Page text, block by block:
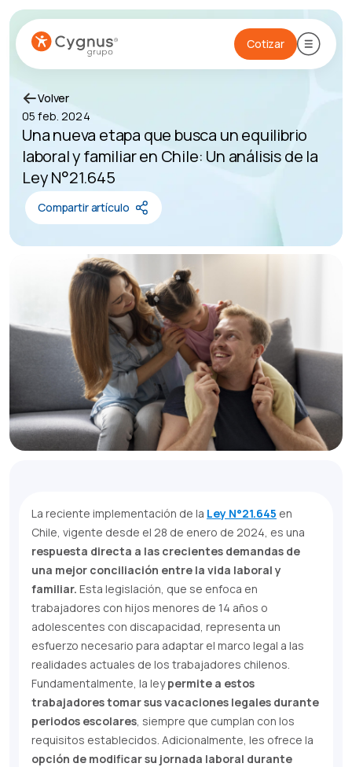
Cotizar
Volver
05 feb. 2024
Una nueva etapa que busca un equilibrio
laboral y familiar en Chile: Un análisis de la
Ley N°21.645
Compartir artículo
La reciente implementación de la Ley N°21.645 en
Chile, vigente desde el 28 de enero de 2024, es una
respuesta directa a las crecientes demandas de
una mejor conciliación entre la vida laboral y
familiar. Esta legislación, que se enfoca en
trabajadores con hijos menores de 14 años o
adolescentes con discapacidad, representa un
esfuerzo necesario para adaptar el marco legal a las
realidades actuales de los trabajadores chilenos.
Fundamentalmente, la leypermite a estos
trabajadores tomar sus vacaciones legales durante
periodos escolares, siempre que cumplan con los
requisitos establecidos. Adicionalmente, les ofrece la
opción de modificar su jornada laboral durante